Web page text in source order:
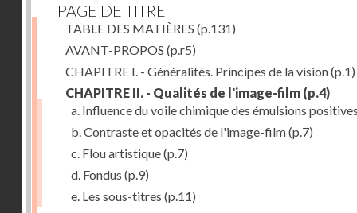
PAGE DE TITRE
TABLE DES MATIÈRES (p.131)
AVANT-PROPOS (p.r5)
CHAPITRE I. - Généralités. Principes de la vision(p.1)
CHAPITRE II. - Qualités de l'image-film (p.4)
a. Influence du voile chimique des émulsions
b. Contraste et opacités de l'image-film(p.7)
c. Flou artistique(p.7)
d. Fondus (p.9)
e. Les sous-titres (p.11)